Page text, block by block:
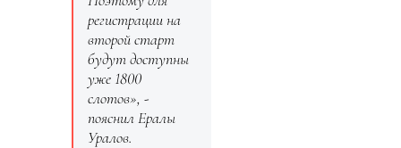
регистрации на
второй старт
будут доступны
уже 1800
слотов», -
пояснил Ералы
Уралов.